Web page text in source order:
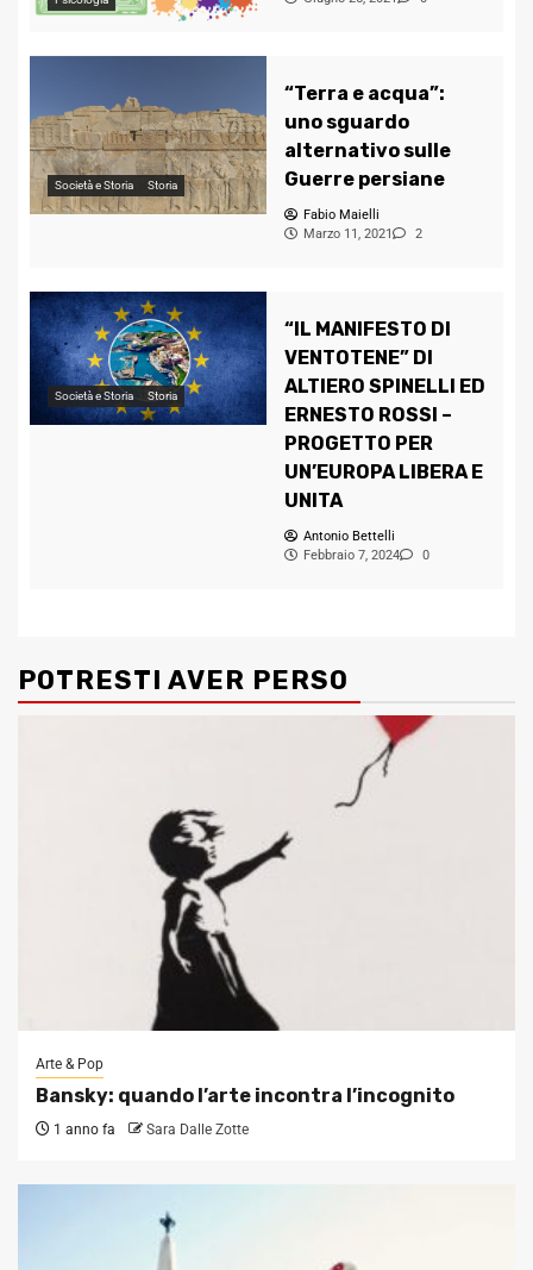
Società e Storia Storia
“Terra e acqua”:
uno sguardo
alternativo sulle
Guerre persiane
Fabio Maielli
Marzo 11, 2021
2
Società e Storia Storia
“IL MANIFESTO DI
VENTOTENE” DI
ALTIERO SPINELLI ED
ERNESTO ROSSI –
PROGETTO PER
UN’EUROPA LIBERA E
UNITA
Antonio Bettelli
Febbraio 7, 2024
0
POTRESTI AVER PERSO
Arte & Pop
Bansky: quando l’arte incontra l’incognito
1 anno fa Sara Dalle Zotte